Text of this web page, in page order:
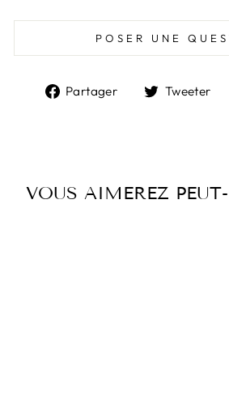
POSER UNE
Partager
PartagerTweeter
VOUS AIMEREZ